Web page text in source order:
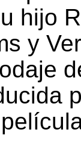
hijo
y